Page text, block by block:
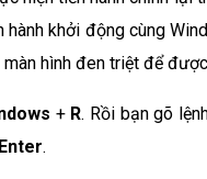
hành khởi động cùng
hình đen triệt để
+ R. Rồi bạn gõ
Enter.